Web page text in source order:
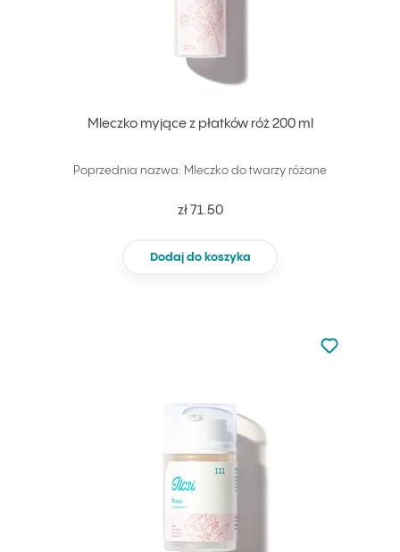
Mleczko myjące z płatków róż 200 ml
Poprzednia nazwa: Mleczko do twarzy różane
zł 71.50
Dodaj do koszyka
Nie dodano
Dodaj do